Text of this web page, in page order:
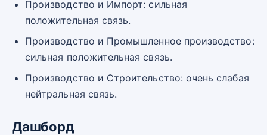
Производство и Импорт: сильная
положительная связь.
Производство и Промышленное производство:
сильная положительная связь.
Производство и Строительство: очень слабая
нейтральная связь.
Дашборд